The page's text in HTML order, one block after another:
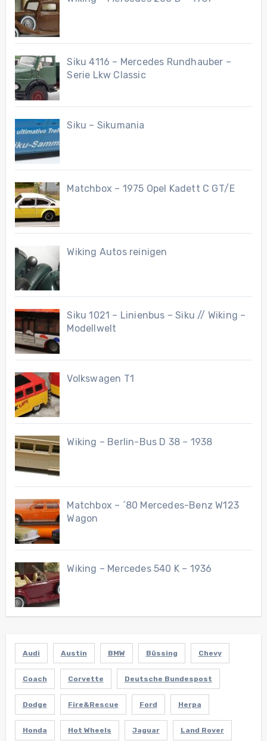
Siku 4116 – Mercedes Rundhauber –
Serie Lkw Classic
Siku – Sikumania
Matchbox – 1975 Opel Kadett C GT/E
Wiking Autos reinigen
Siku 1021 – Linienbus – Siku // Wiking –
Modellwelt
Volkswagen T1
Wiking – Berlin-Bus D 38 – 1938
Matchbox – ´80 Mercedes-Benz W123
Wagon
Wiking – Mercedes 540 K – 1936
Audi Austin BMW Büssing Chevy
Coach Corvette Deutsche Bundespost
Dodge Fire&Rescue Ford Herpa
Honda Hot Wheels Jaguar Land Rover